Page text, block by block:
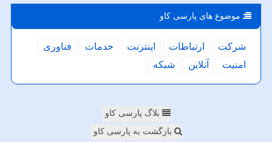
موضوع های پارسی كاو
شركت ارتباطات اینترنت خدمات
فناوری
امنیت
آنلاین شبكه
بلاگ پارسی کاو
بازگشت به پارسی کاو